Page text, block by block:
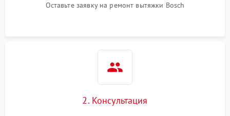
Оставьте заявку на ремонт вытяжки Bosch
2. Консультация